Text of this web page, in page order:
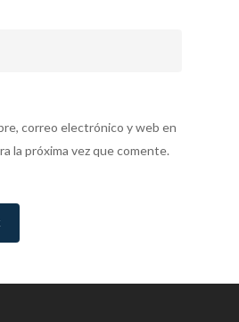
correo electrónico y web en
la próxima vez que comente.